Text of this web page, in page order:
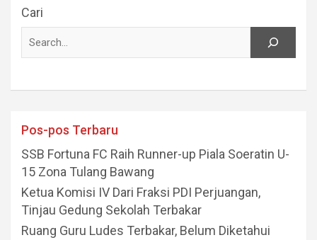
Cari
Pos-pos Terbaru
SSB Fortuna FC Raih Runner-up Piala Soeratin U-
15 Zona Tulang Bawang
Ketua Komisi IV Dari Fraksi PDI Perjuangan,
Tinjau Gedung Sekolah Terbakar
Ruang Guru Ludes Terbakar, Belum Diketahui